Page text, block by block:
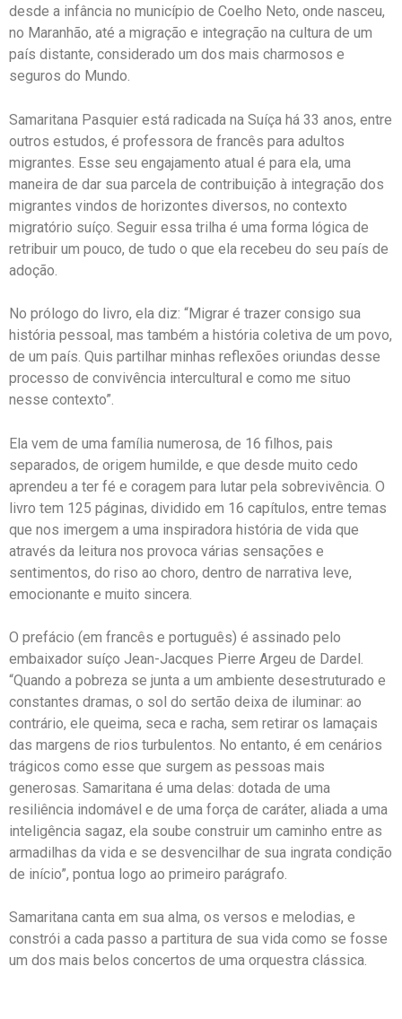
desde a infância no município de Coelho Neto, onde nasceu,
no Maranhão, até a migração e integração na cultura de um
país distante, considerado um dos mais charmosos e
seguros do Mundo.
Samaritana Pasquier está radicada na Suíça há 33 anos, entre
outros estudos, é professora de francês para adultos
migrantes. Esse seu engajamento atual é para ela, uma
maneira de dar sua parcela de contribuição à integração dos
migrantes vindos de horizontes diversos, no contexto
migratório suíço. Seguir essa trilha é uma forma lógica de
retribuir um pouco, de tudo o que ela recebeu do seu país de
adoção.
No prólogo do livro, ela diz: “Migrar é trazer consigo sua
história pessoal, mas também a história coletiva de um povo,
de um país. Quis partilhar minhas reflexões oriundas desse
processo de convivência intercultural e como me situo
nesse contexto”.
Ela vem de uma família numerosa, de 16 filhos, pais
separados, de origem humilde, e que desde muito cedo
aprendeu a ter fé e coragem para lutar pela sobrevivência. O
livro tem 125 páginas, dividido em 16 capítulos, entre temas
que nos imergem a uma inspiradora história de vida que
através da leitura nos provoca várias sensações e
sentimentos, do riso ao choro, dentro de narrativa leve,
emocionante e muito sincera.
O prefácio (em francês e português) é assinado pelo
embaixador suíço Jean-Jacques Pierre Argeu de Dardel.
“Quando a pobreza se junta a um ambiente desestruturado e
constantes dramas, o sol do sertão deixa de iluminar: ao
contrário, ele queima, seca e racha, sem retirar os lamaçais
das margens de rios turbulentos. No entanto, é em cenários
trágicos como esse que surgem as pessoas mais
generosas. Samaritana é uma delas: dotada de uma
resiliência indomável e de uma força de caráter, aliada a uma
inteligência sagaz, ela soube construir um caminho entre as
armadilhas da vida e se desvencilhar de sua ingrata condição
de início”, pontua logo ao primeiro parágrafo.
Samaritana canta em sua alma, os versos e melodias, e
constrói a cada passo a partitura de sua vida como se fosse
um dos mais belos concertos de uma orquestra clássica.